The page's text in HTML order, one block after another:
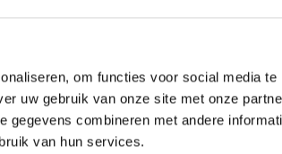
om functies voor social media te
uw gebruik van onze site met onze
combineren met andere
van hun services.Donate to VUB